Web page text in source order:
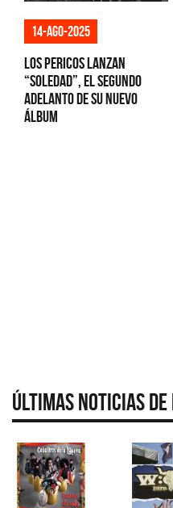
14-ago-2025
Los Pericos lanzan
“Soledad”, el segundo
adelanto de su nuevo
álbum
Últimas Noticias